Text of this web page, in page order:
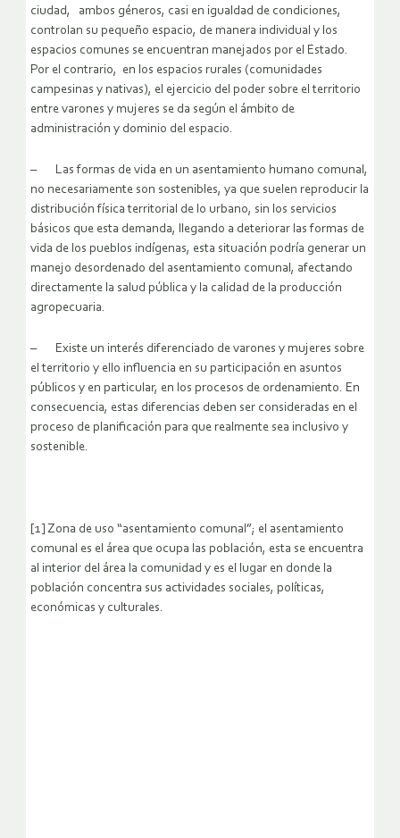
ciudad, ambos géneros, casi en igualdad de condiciones,
controlan su pequeño espacio, de manera individual y los
espacios comunes se encuentran manejados por el Estado.
Por el contrario, en los espacios rurales (comunidades
campesinas y nativas), el ejercicio del poder sobre el territorio
entre varones y mujeres se da según el ámbito de
administración y dominio del espacio.
– Las formas de vida en un asentamiento humano comunal,
no necesariamente son sostenibles, ya que suelen reproducir la
distribución física territorial de lo urbano, sin los servicios
básicos que esta demanda, llegando a deteriorar las formas de
vida de los pueblos indígenas, esta situación podría generar un
manejo desordenado del asentamiento comunal, afectando
directamente la salud pública y la calidad de la producción
agropecuaria.
– Existe un interés diferenciado de varones y mujeres sobre
el territorio y ello influencia en su participación en asuntos
públicos y en particular, en los procesos de ordenamiento. En
consecuencia, estas diferencias deben ser consideradas en el
proceso de planificación para que realmente sea inclusivo y
sostenible.
[1] Zona de uso “asentamiento comunal”; el asentamiento
comunal es el área que ocupa las población, esta se encuentra
al interior del área la comunidad y es el lugar en donde la
población concentra sus actividades sociales, políticas,
económicas y culturales.